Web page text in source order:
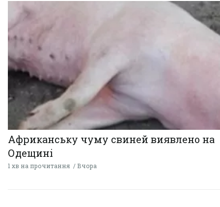
Африканську чуму свиней виявлено на
Одещині
1 хв на прочитання Вчора